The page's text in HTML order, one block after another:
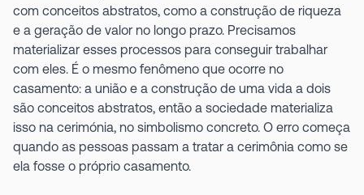
com conceitos abstratos, como a construção de riqueza
e a geração de valor no longo prazo. Precisamos
materializar esses processos para conseguir trabalhar
com eles. É o mesmo fenômeno que ocorre no
casamento: a união e a construção de uma vida a dois
são conceitos abstratos, então a sociedade materializa
isso na cerimónia, no simbolismo concreto. O erro começa
quando as pessoas passam a tratar a cerimônia como se
ela fosse o próprio casamento.